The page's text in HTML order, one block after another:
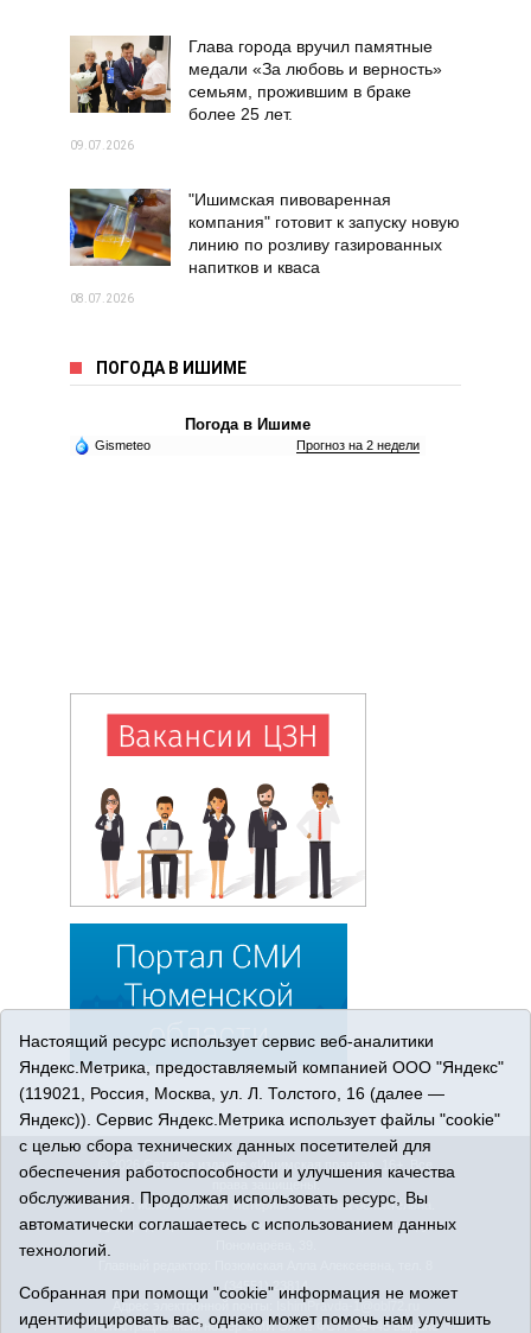
Глава города вручил памятные
медали «За любовь и верность»
семьям, прожившим в браке
более 25 лет.
09.07.2026
"Ишимская пивоваренная
компания" готовит к запуску новую
линию по розливу газированных
напитков и кваса
08.07.2026
ПОГОДА В ИШИМЕ
Погода в Ишиме
Gismeteo Прогноз на 2 недели
© 2026 Сетевое издание «Ишимская правда». 16+. Все
права защищены.
© При использовании материалов ссылка обязательна.
Адрес редакции: 627750 Тюменская область, г. Ишим, ул.
(34551) 23814
Адрес электронной почты:
IshimPravda-1@obl72.ru
Регистрационный номер СМИ Эл № ФС77-69445 выдано
Настоящий ресурс использует сервис веб-аналитики
Яндекс.Метрика, предоставляемый компанией ООО "Яндекс"
(119021, Россия, Москва, ул. Л. Толстого, 16 (далее —
Яндекс)). Сервис Яндекс.Метрика использует файлы "cookie"
с целью сбора технических данных посетителей для
обеспечения работоспособности и улучшения качества
обслуживания. Продолжая использовать ресурс, Вы
автоматически соглашаетесь с использованием данных
технологий.
Собранная при помощи "cookie" информация не может
идентифицировать вас, однако может помочь нам улучшить